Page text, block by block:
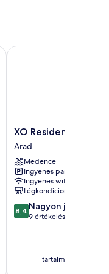
XO
Residence
Arad
XO Residence
Arad
Medence
Ingyenes parkolás
Ingyenes wifi
Légkondicionálás
8.4
ennyiből:
8,4 Nagyon jó
9 értékelés
tartalmazza az
XO Residence